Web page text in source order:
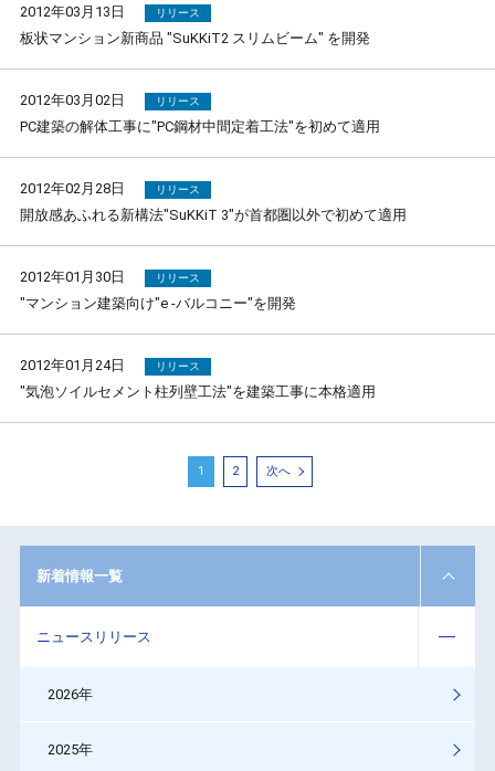
2012年03月13日 リリース
板状マンション新商品 "SuKKiT2 スリムビーム" を開発
2012年03月02日 リリース
PC建築の解体工事に"PC鋼材中間定着工法"を初めて適用
2012年02月28日 リリース
開放感あふれる新構法"SuKKiT 3"が首都圏以外で初めて適用
2012年01月30日 リリース
"マンション建築向け"e -バルコニー"を開発
2012年01月24日 リリース
"気泡ソイルセメント柱列壁工法"を建築工事に本格適用
1 2 次へ
新着情報一覧
ニュースリリース
2026年
2025年